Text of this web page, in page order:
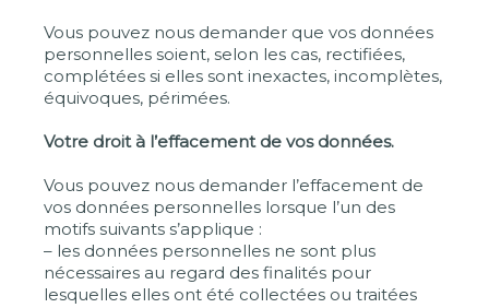
Vous pouvez nous demander que vos données
personnelles soient, selon les cas, rectifiées,
complétées si elles sont inexactes, incomplètes,
équivoques, périmées.
Votre droit à l’effacement de vos données.
Vous pouvez nous demander l’effacement de
vos données personnelles lorsque l’un des
motifs suivants s’applique :
– les données personnelles ne sont plus
nécessaires au regard des finalités pour
lesquelles elles ont été collectées ou traitées